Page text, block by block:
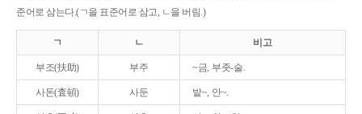
준어로 삼는다.(ㄱ을 표준어로 삼고, ㄴ을 버림.)
ㄱ ㄴ 비고
부조(扶助) 부주 ~금, 부좃-술.
사돈(査頓) 사둔 밭~, 안~.